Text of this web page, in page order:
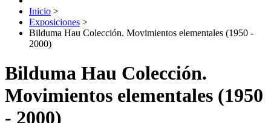
Inicio >
Exposiciones >
Bilduma Hau Colección. Movimientos elementales (1950 -
2000)
Bilduma Hau Colección.
Movimientos elementales (1950
- 2000)